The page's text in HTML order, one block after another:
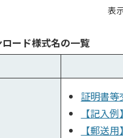
表
の
表
ード様式名の一覧
証明書等
【記入
【郵送